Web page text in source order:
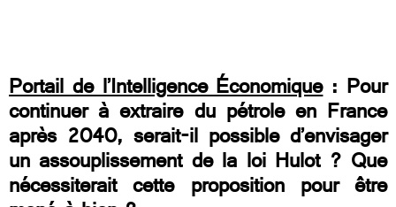
Portail de l’Intelligence Économique: Pour
continuer à extraire du pétrole en France
après 2040, serait-il possible d’envisager
un assouplissement de la loi Hulot ? Que
nécessiterait cette proposition pour être